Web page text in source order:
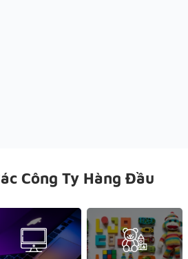
Công Ty Hàng Đầu